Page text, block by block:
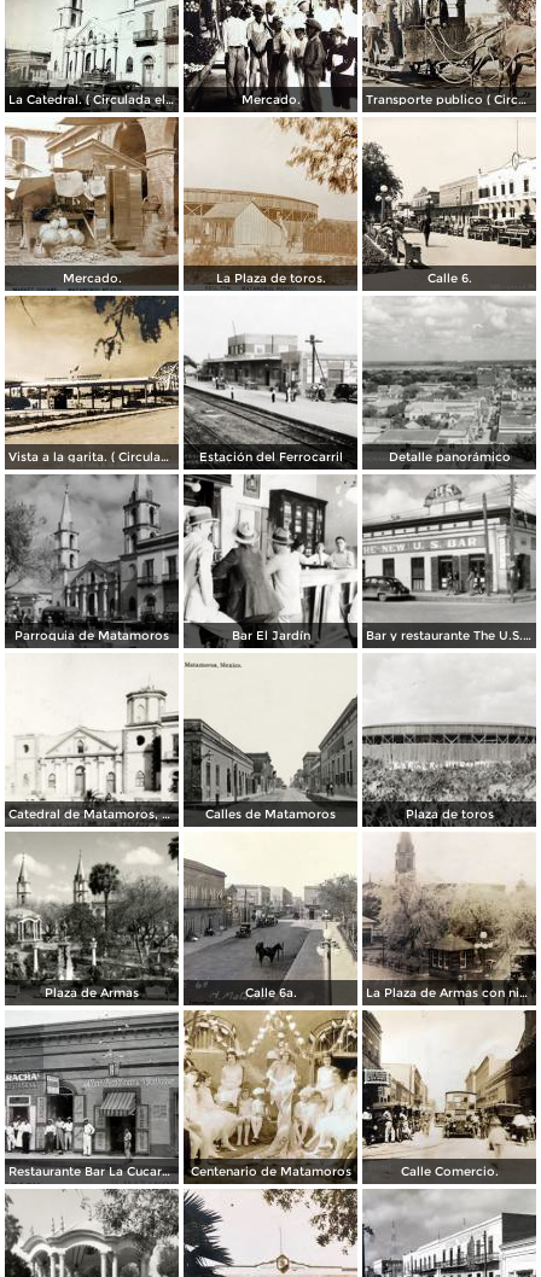
La Catedral. ( Circulada el 6 de Noviembre de 1944 ). Mercado. Transporte publico ( Circulada el 20 de Febrero de 1921 ).
Mercado. La Plaza de toros. Calle 6.
Vista a la garita. ( Circulada el 9 de Julio de 1956 ). Estación del Ferrocarril Detalle panorámico
Parroquia de Matamoros Bar El Jardín Bar y restaurante The U.S. Bar
Catedral de Matamoros, dañada por el huracán del 4 de septiembre de 1933 Calles de Matamoros Plaza de toros
Plaza de Armas Calle 6a. La Plaza de Armas con nieve en los arboles.
Restaurante Bar La Cucaracha ( Circulada el 20 de Febrero de 1948 ). Centenario de Matamoros Calle Comercio.